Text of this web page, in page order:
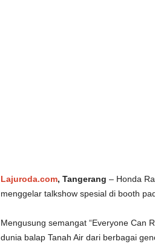
Lajuroda.com, Tangerang – Honda
menggelar talkshow spesial di booth
Mengusung semangat “Everyone Can
dunia balap Tanah Air dari berbagai